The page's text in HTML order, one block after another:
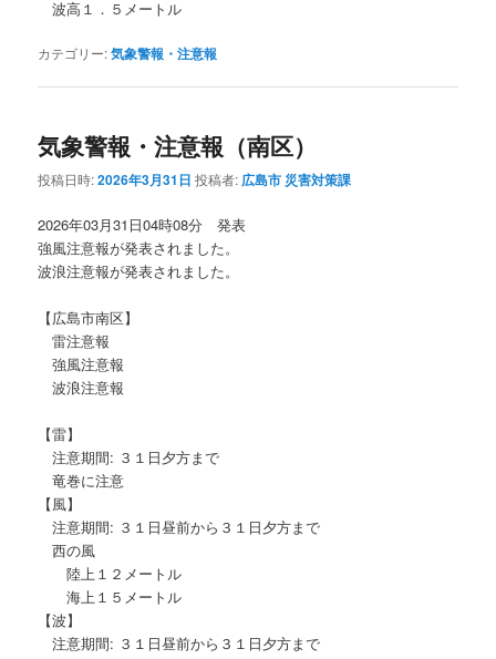
波高１．５メートル
カテゴリー:気象警報・注意報
気象警報・注意報（南区）
投稿日時:2026年3月31日 投稿者: 広島市 災害対策課
2026年03月31日04時08分 発表
強風注意報が発表されました。
波浪注意報が発表されました。
【広島市南区】
雷注意報
強風注意報
波浪注意報
【雷】
注意期間: ３１日夕方まで
竜巻に注意
【風】
注意期間: ３１日昼前から３１日夕方まで
西の風
陸上１２メートル
海上１５メートル
【波】
注意期間: ３１日昼前から３１日夕方まで